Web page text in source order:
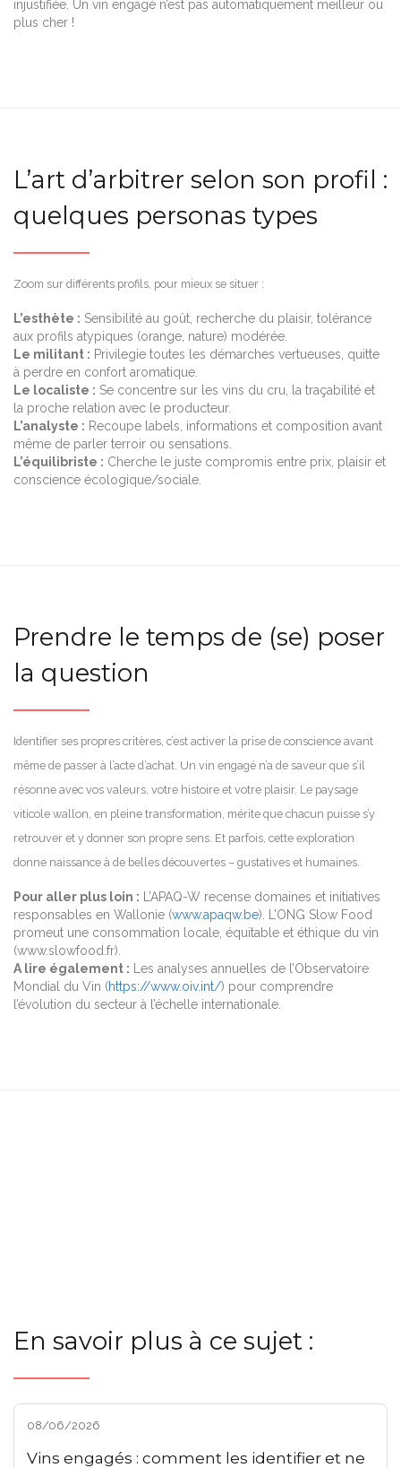
injustifiée. Un vin engagé n’est pas automatiquement meilleur ou
plus cher !
L’art d’arbitrer selon son profil :
quelques personas types
Zoom sur différents profils, pour mieux se situer :
L’esthète : Sensibilité au goût, recherche du plaisir, tolérance
aux profils atypiques (orange, nature) modérée.
Le militant : Privilegie toutes les démarches vertueuses, quitte
à perdre en confort aromatique.
Le localiste : Se concentre sur les vins du cru, la traçabilité et
la proche relation avec le producteur.
L’analyste : Recoupe labels, informations et composition avant
même de parler terroir ou sensations.
L’équilibriste : Cherche le juste compromis entre prix, plaisir et
conscience écologique/sociale.
Prendre le temps de (se) poser
la question
Identifier ses propres critères, c’est activer la prise de conscience avant
même de passer à l’acte d’achat. Un vin engagé n’a de saveur que s’il
résonne avec vos valeurs, votre histoire et votre plaisir. Le paysage
viticole wallon, en pleine transformation, mérite que chacun puisse s’y
retrouver et y donner son propre sens. Et parfois, cette exploration
donne naissance à de belles découvertes – gustatives et humaines.
Pour aller plus loin : L’APAQ-W recense domaines et initiatives
responsables en Wallonie (www.apaqw.be). L’ONG Slow Food
promeut une consommation locale, équitable et éthique du vin
(www.slowfood.fr).
A lire également : Les analyses annuelles de l’Observatoire
Mondial du Vin (https://www.oiv.int/) pour comprendre
l’évolution du secteur à l’échelle internationale.
En savoir plus à ce sujet :
08/06/2026
Vins engagés : comment les identifier et ne